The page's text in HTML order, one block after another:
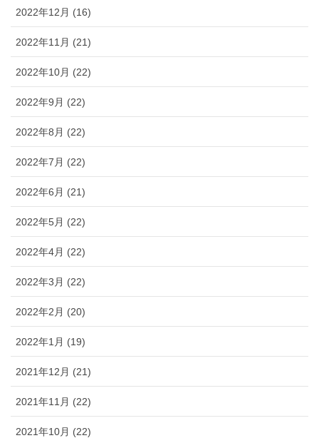
2022年12月 (16)
2022年11月 (21)
2022年10月 (22)
2022年9月 (22)
2022年8月 (22)
2022年7月 (22)
2022年6月 (21)
2022年5月 (22)
2022年4月 (22)
2022年3月 (22)
2022年2月 (20)
2022年1月 (19)
2021年12月 (21)
2021年11月 (22)
2021年10月 (22)